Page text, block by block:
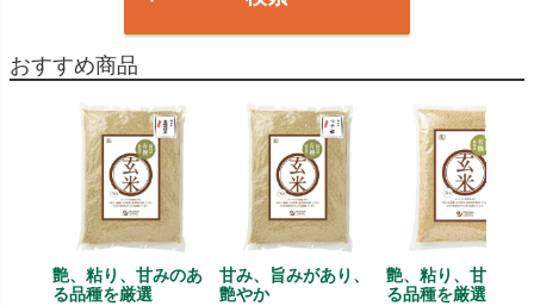
おすすめ商品
艶、粘り、甘みのあ
る品種を厳選
甘み、旨みがあり、
艶やか
艶、粘り、甘みの
る品種を厳選